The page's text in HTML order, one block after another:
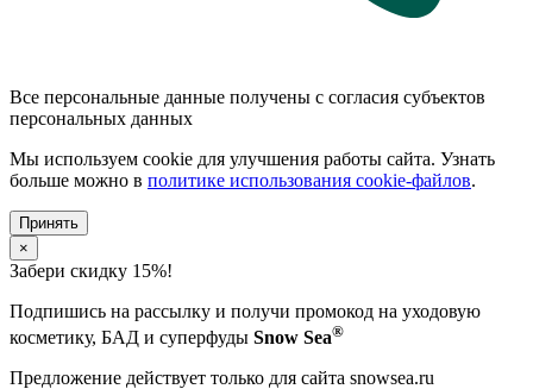
Все персональные данные получены с согласия субъектов
персональных данных
Мы используем cookie для улучшения работы сайта. Узнать
больше можно в политике использования cookie-файлов.
Принять
×
Забери скидку 15%!
Подпишись на рассылку и получи промокод на уходовую
косметику, БАД и суперфуды Snow Sea®
Предложение действует только для сайта snowsea.ru